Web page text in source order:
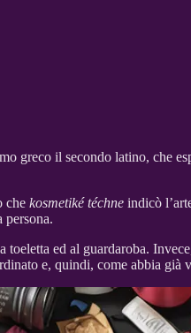
greco il secondo latino, che
che kosmetiké téchne indicò
persona.
toeletta ed al guardaroba.
e, quindi, come abbia